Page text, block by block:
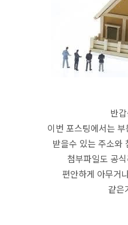
반
이번 포스팅에서는
받을수 있는 주소와
첨부파일도 공
편안하게 아무거
같은